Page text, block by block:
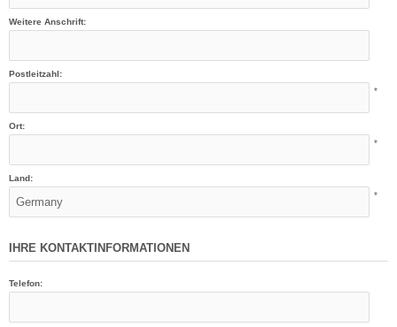
Weitere Anschrift:
Postleitzahl:
*
Ort:
*
Land:
*
IHRE KONTAKTINFORMATIONEN
Telefon: